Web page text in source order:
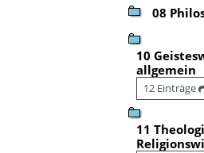
08
10
allgemein
12 Einträge
11